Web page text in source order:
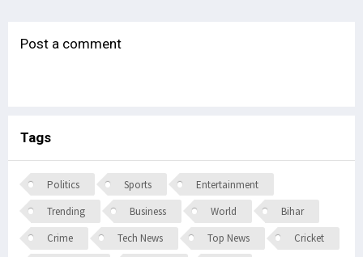
Post a comment
Tags
Politics Sports
Entertainment
Trending
Business World
Bihar
Crime
Tech News Top News
Cricket